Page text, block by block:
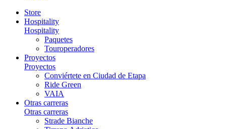
Store
Hospitality
Hospitality
Paquetes
Touroperadores
Proyectos
Proyectos
Conviértete en Ciudad de Etapa
Ride Green
VAIA
Otras carreras
Otras carreras
Strade Bianche